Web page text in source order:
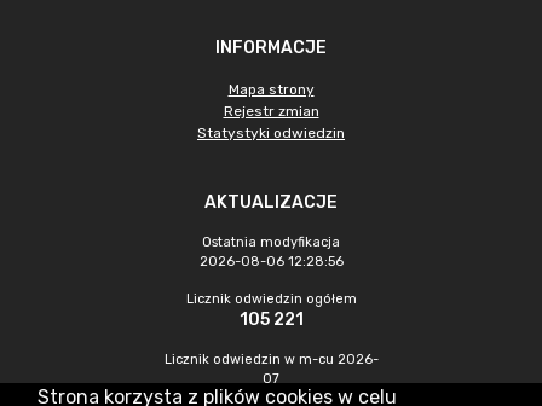
INFORMACJE
Mapa strony
Rejestr zmian
Statystyki odwiedzin
AKTUALIZACJE
Ostatnia modyfikacja
2026-08-06 12:28:56
Licznik odwiedzin ogółem
105 221
Licznik odwiedzin w m-cu 2026-
07
597
Strona korzysta z plików cookies w celu